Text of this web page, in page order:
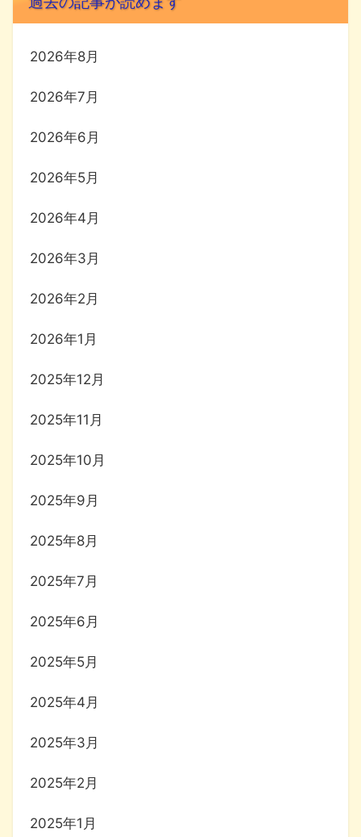
2026年8月
2026年7月
2026年6月
2026年5月
2026年4月
2026年3月
2026年2月
2026年1月
2025年12月
2025年11月
2025年10月
2025年9月
2025年8月
2025年7月
2025年6月
2025年5月
2025年4月
2025年3月
2025年2月
2025年1月